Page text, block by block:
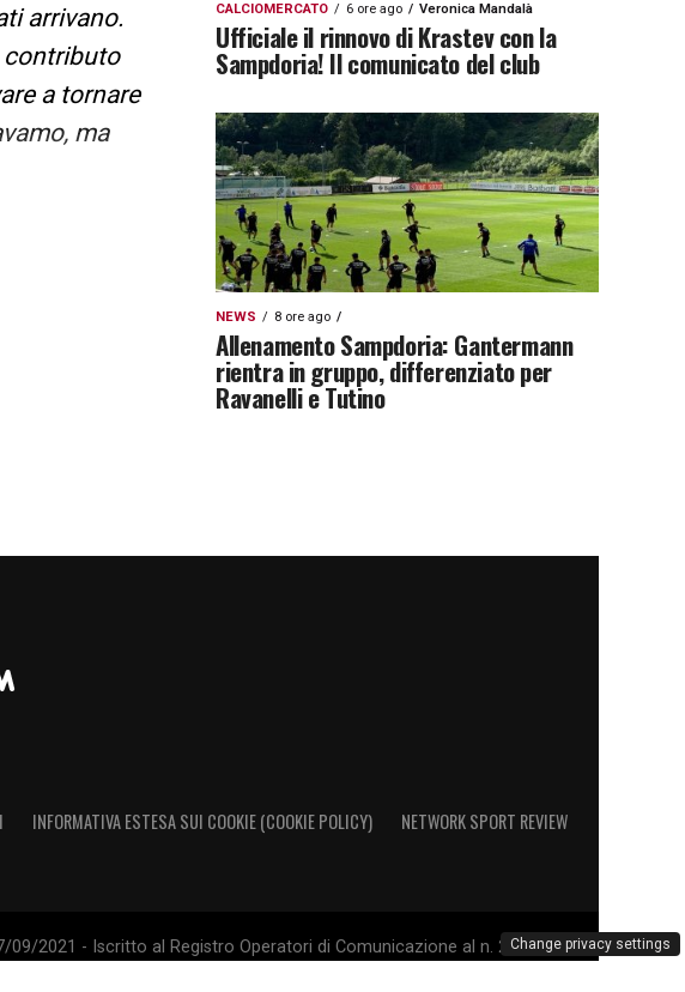
arrivano.
contributo
a tornare
ma
CALCIOMERCATO 6 ore ago Veronica Mandalà
Ufficiale il rinnovo di Krastev con la
Sampdoria! Il comunicato del club
NEWS 8 ore ago
Allenamento Sampdoria: Gantermann
rientra in gruppo, differenziato per
Ravanelli e Tutino
INFORMATIVA ESTESA SUI COOKIE (COOKIE POLICY) NETWORK SPORT REVIEW
2021 - Iscritto al Registro Operatori di Comunicazione al n. 26692 - PIChange privacy settings